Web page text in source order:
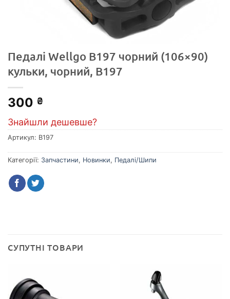
Педалі Wellgo B197 чорний (106×90)
кульки, чорний, B197
300 ₴
Знайшли дешевше?
Артикул: B197
Категорії: Запчастини, Новинки, Педалі/Шипи
СУПУТНІ ТОВАРИ